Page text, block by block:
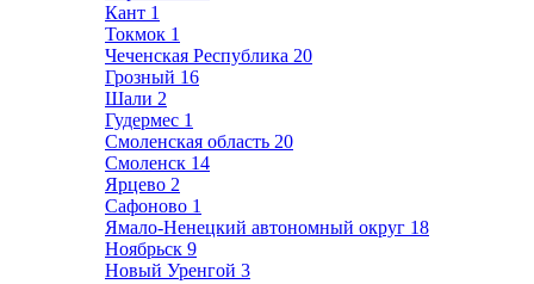
Кант 1
Токмок 1
Чеченская Республика 20
Грозный 16
Шали 2
Гудермес 1
Смоленская область 20
Смоленск 14
Ярцево 2
Сафоново 1
Ямало-Ненецкий автономный округ 18
Ноябрьск 9
Новый Уренгой 3